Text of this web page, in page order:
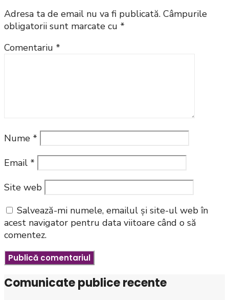
Adresa ta de email nu va fi publicată. Câmpurile
obligatorii sunt marcate cu *
Comentariu *
Nume *
Email *
Site web
Salvează-mi numele, emailul și site-ul web în
acest navigator pentru data viitoare când o să
comentez.
Comunicate publice recente